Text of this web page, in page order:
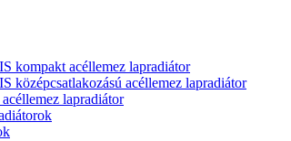
acéllemez lapradiátor
acéllemez lapradiátor
lapradiátor